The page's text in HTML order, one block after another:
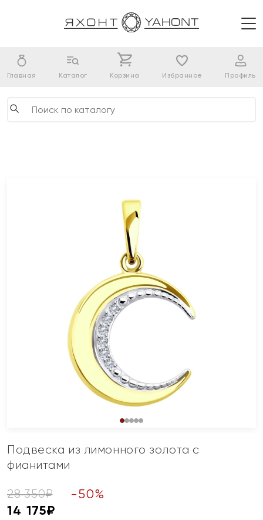
Главная Каталог Корзина Избранное Профиль
Подвеска из лимонного золота с
фианитами
28 350₽ -50%
14 175₽